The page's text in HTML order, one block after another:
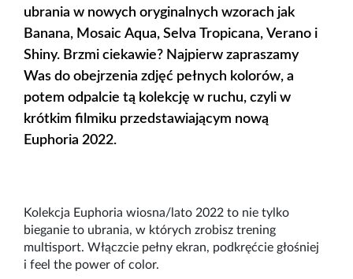
ubrania w nowych oryginalnych wzorach jak
Banana, Mosaic Aqua, Selva Tropicana, Verano i
Shiny. Brzmi ciekawie? Najpierw zapraszamy
Was do obejrzenia zdjęć pełnych kolorów, a
potem odpalcie tą kolekcję w ruchu, czyli w
krótkim filmiku przedstawiającym nową
Euphoria 2022.
Kolekcja Euphoria wiosna/lato 2022 to nie tylko
bieganie to ubrania, w których zrobisz trening
multisport. Włączcie pełny ekran, podkręćcie głośniej
i feel the power of color.